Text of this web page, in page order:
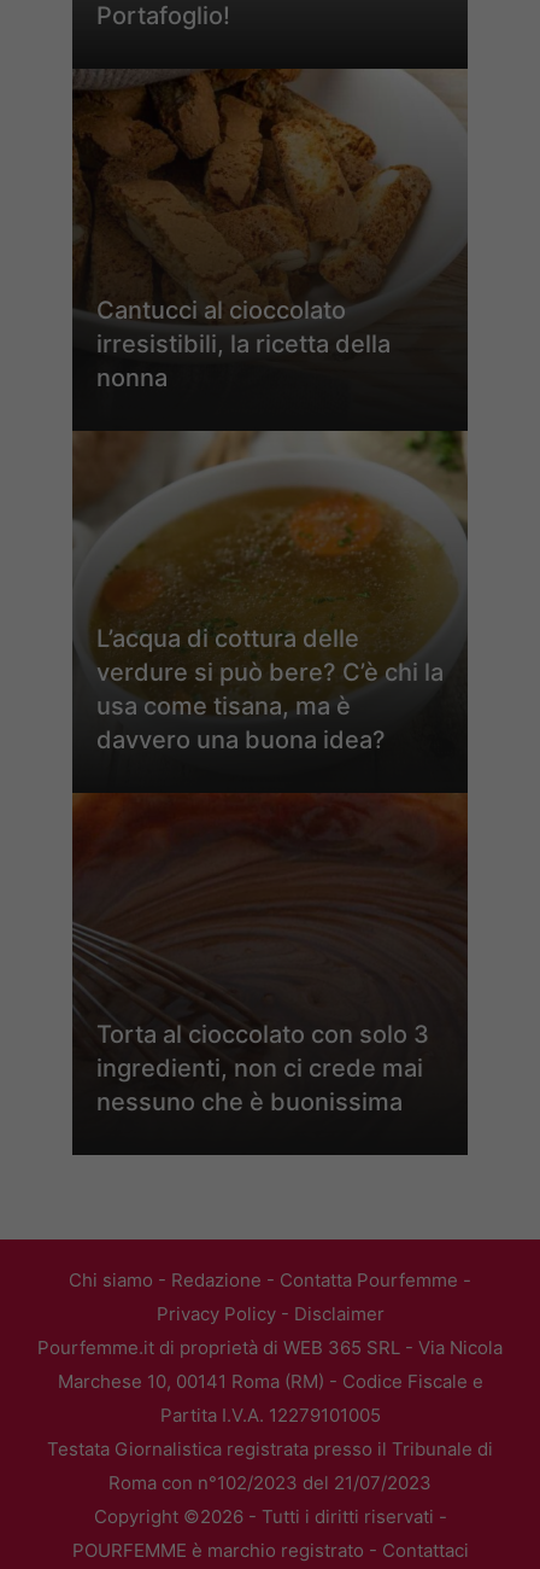
Portafoglio!
Cantucci al cioccolato
irresistibili, la ricetta della
nonna
L’acqua di cottura delle
verdure si può bere? C’è chi la
usa come tisana, ma è
davvero una buona idea?
Torta al cioccolato con solo 3
ingredienti, non ci crede mai
nessuno che è buonissima
Chi siamo - Redazione - Contatta Pourfemme -
Privacy Policy- Disclaimer
Pourfemme.it di proprietà di WEB 365 SRL - Via Nicola
Marchese 10, 00141 Roma (RM) - Codice Fiscale e
Partita I.V.A. 12279101005
Testata Giornalistica registrata presso il Tribunale di
Roma con n°102/2023 del 21/07/2023
Copyright ©2026 - Tutti i diritti riservati -
POURFEMME è marchio registrato - Contattaci